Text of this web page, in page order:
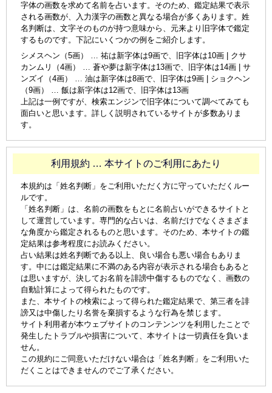
字体の画数を求めて名前を占います。そのため、鑑定結果で表示
される画数が、入力漢字の画数と異なる場合が多くあります。姓
名判断は、文字そのものが持つ意味から、元来より旧字体で鑑定
するものです。下記にいくつかの例をご紹介します。
シメスヘン（5画） … 祐は新字体は9画で、旧字体は10画 | クサ
カンムリ（4画） … 蒼や夢は新字体は13画で、旧字体は14画 | サ
ンズイ（4画） … 油は新字体は8画で、旧字体は9画 | ショクヘン
（9画） … 飯は新字体は12画で、旧字体は13画
上記は一例ですが、検索エンジンで旧字体について調べてみても
面白いと思います。詳しく説明されているサイトが多数ありま
す。
利用規約 … 本サイトのご利用にあたり
本規約は「姓名判断」をご利用いただく方に守っていただくルー
ルです。
「姓名判断」は、名前の画数をもとに名前占いができるサイトと
して運営しています。専門的な占いは、名前だけでなくさまざま
な角度から鑑定されるものと思います。そのため、本サイトの鑑
定結果は参考程度にお読みください。
占い結果は姓名判断である以上、良い場合も悪い場合もありま
す。中には鑑定結果に不満のある内容が表示される場合もあると
は思いますが、決してお名前を誹謗中傷するものでなく、画数の
自動計算によって得られたものです。
また、本サイトの検索によって得られた鑑定結果で、第三者を誹
謗又は中傷したり名誉を棄損するような行為を禁じます。
サイト利用者が本ウェブサイトのコンテンンツを利用したことで
発生したトラブルや損害について、本サイトは一切責任を負いま
せん。
この規約にご同意いただけない場合は「姓名判断」をご利用いた
だくことはできませんのでご了承ください。